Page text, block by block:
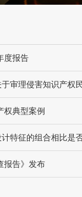
度报告
权典型案例
特征的组合相比是
报告》发布